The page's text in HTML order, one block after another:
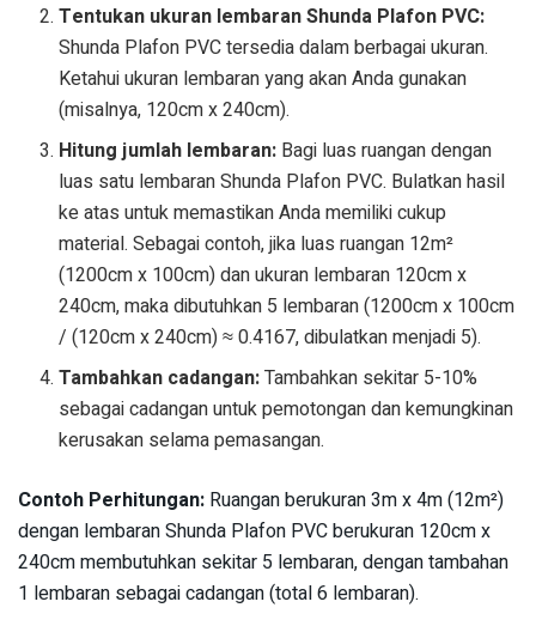
Tentukan ukuran lembaran Shunda Plafon PVC:
Shunda Plafon PVC tersedia dalam berbagai ukuran.
Ketahui ukuran lembaran yang akan Anda gunakan
(misalnya, 120cm x 240cm).
Hitung jumlah lembaran: Bagi luas ruangan dengan
luas satu lembaran Shunda Plafon PVC. Bulatkan hasil
ke atas untuk memastikan Anda memiliki cukup
material. Sebagai contoh, jika luas ruangan 12m²
(1200cm x 100cm) dan ukuran lembaran 120cm x
240cm, maka dibutuhkan 5 lembaran (1200cm x 100cm
/ (120cm x 240cm) ≈ 0.4167, dibulatkan menjadi 5).
Tambahkan cadangan:Tambahkan sekitar 5-10%
sebagai cadangan untuk pemotongan dan kemungkinan
kerusakan selama pemasangan.
Contoh Perhitungan: Ruangan berukuran 3m x 4m (12m²)
dengan lembaran Shunda Plafon PVC berukuran 120cm x
240cm membutuhkan sekitar 5 lembaran, dengan tambahan
1 lembaran sebagai cadangan (total 6 lembaran).